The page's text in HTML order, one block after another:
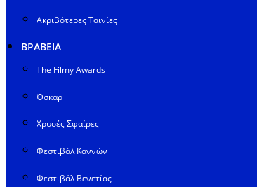
Ακριβότερες Ταινίες
ΒΡΑΒΕΙΑ
The Filmy Awards
Όσκαρ
Χρυσές Σφαίρες
Φεστιβάλ Καννών
Φεστιβάλ Βενετίας